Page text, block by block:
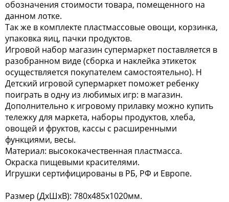
обозначения стоимости товара, помещенного на
данном лотке.
Так же в комплекте пластмассовые овощи, корзинка,
упаковка яиц, пачки продуктов.
Игровой набор магазин супермаркет поставляется в
разобранном виде (сборка и наклейка этикеток
осуществляется покупателем самостоятельно). Н
Детский игровой супермаркет поможет ребенку
поиграть в одну из любимых игр: в магазин.
Дополнительно к игровому прилавку можно купить
тележку для маркета, наборы продуктов, хлеба,
овощей и фруктов, кассы с расширенными
функциями, весы.
Материал: высококачественная пластмасса.
Окраска пищевыми красителями.
Игрушки сертифицированы в РБ, РФ и Европе.
Размер (ДхШхВ): 780х485х1020мм.